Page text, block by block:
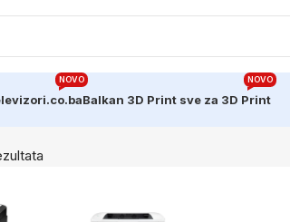
NOVO
Balkan 3D Print sve za 3D Print
NOVO